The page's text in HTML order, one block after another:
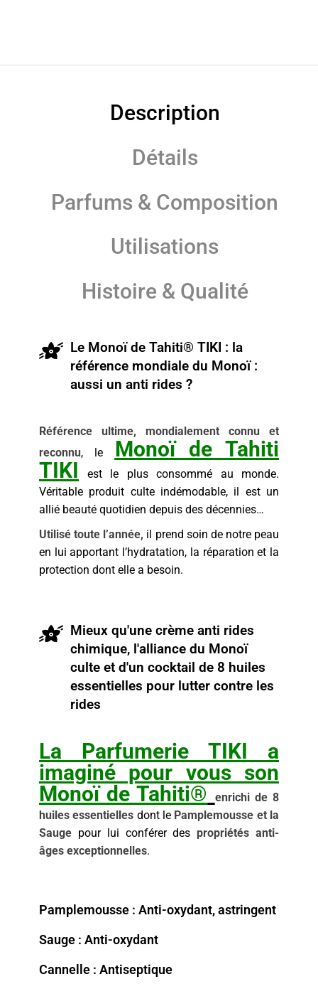
Description
Détails
Parfums & Composition
Utilisations
Histoire & Qualité
Le Monoï de Tahiti® TIKI : la
référence mondiale du Monoï :
aussi un anti rides ?
Référence ultime, mondialement connu et
reconnu, le Monoï de Tahiti
TIKI
est le plus consommé au monde.
Véritable produit culte indémodable, il est un
allié beauté quotidien depuis des décennies…
Utilisé toute l’année, il prend soin de notre peau
en lui apportant l’hydratation, la réparation et la
protection dont elle a besoin.
Mieux qu'une crème anti rides
chimique, l'alliance du Monoï
culte et d'un cocktail de 8 huiles
essentielles pour lutter contre les
rides
La Parfumerie TIKI a
imaginé pour vous son
Monoï de Tahiti®
enrichi de 8
huiles essentielles dont le Pamplemousse et la
Sauge pour lui conférer despropriétés anti-
âges exceptionnelles.
Pamplemousse : Anti-oxydant, astringent
Sauge : Anti-oxydant
Cannelle : Antiseptique